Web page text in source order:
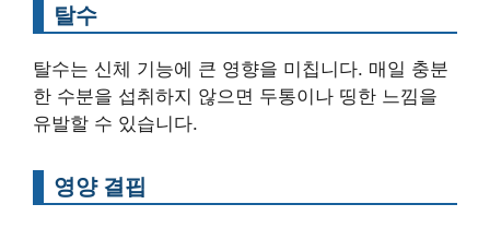
탈수
탈수는 신체 기능에 큰 영향을 미칩니다. 매일 충분
한 수분을 섭취하지 않으면 두통이나 띵한 느낌을
유발할 수 있습니다.
영양 결핍